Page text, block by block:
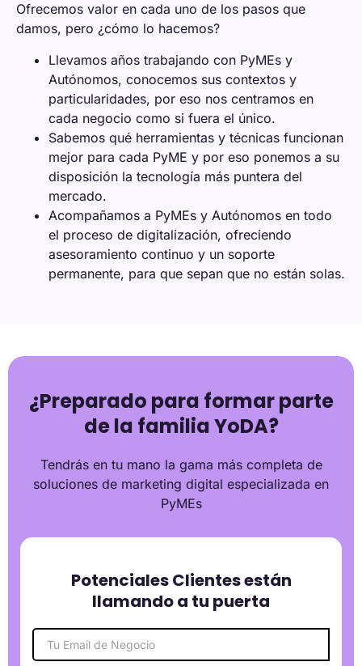
Ofrecemos valor en cada uno de los pasos que
damos, pero ¿cómo lo hacemos?
Llevamos años trabajando con PyMEs y
Autónomos, conocemos sus contextos y
particularidades, por eso nos centramos en
cada negocio como si fuera el único.
Sabemos qué herramientas y técnicas funcionan
mejor para cada PyME y por eso ponemos a su
disposición la tecnología más puntera del
mercado.
Acompañamos a PyMEs y Autónomos en todo
el proceso de digitalización, ofreciendo
asesoramiento continuo y un soporte
permanente, para que sepan que no están solas.
¿Preparado para formar parte
de la familia YoDA?
Tendrás en tu mano la gama más completa de
soluciones de marketing digital especializada en
PyMEs
Potenciales Clientes están
llamando a tu puerta